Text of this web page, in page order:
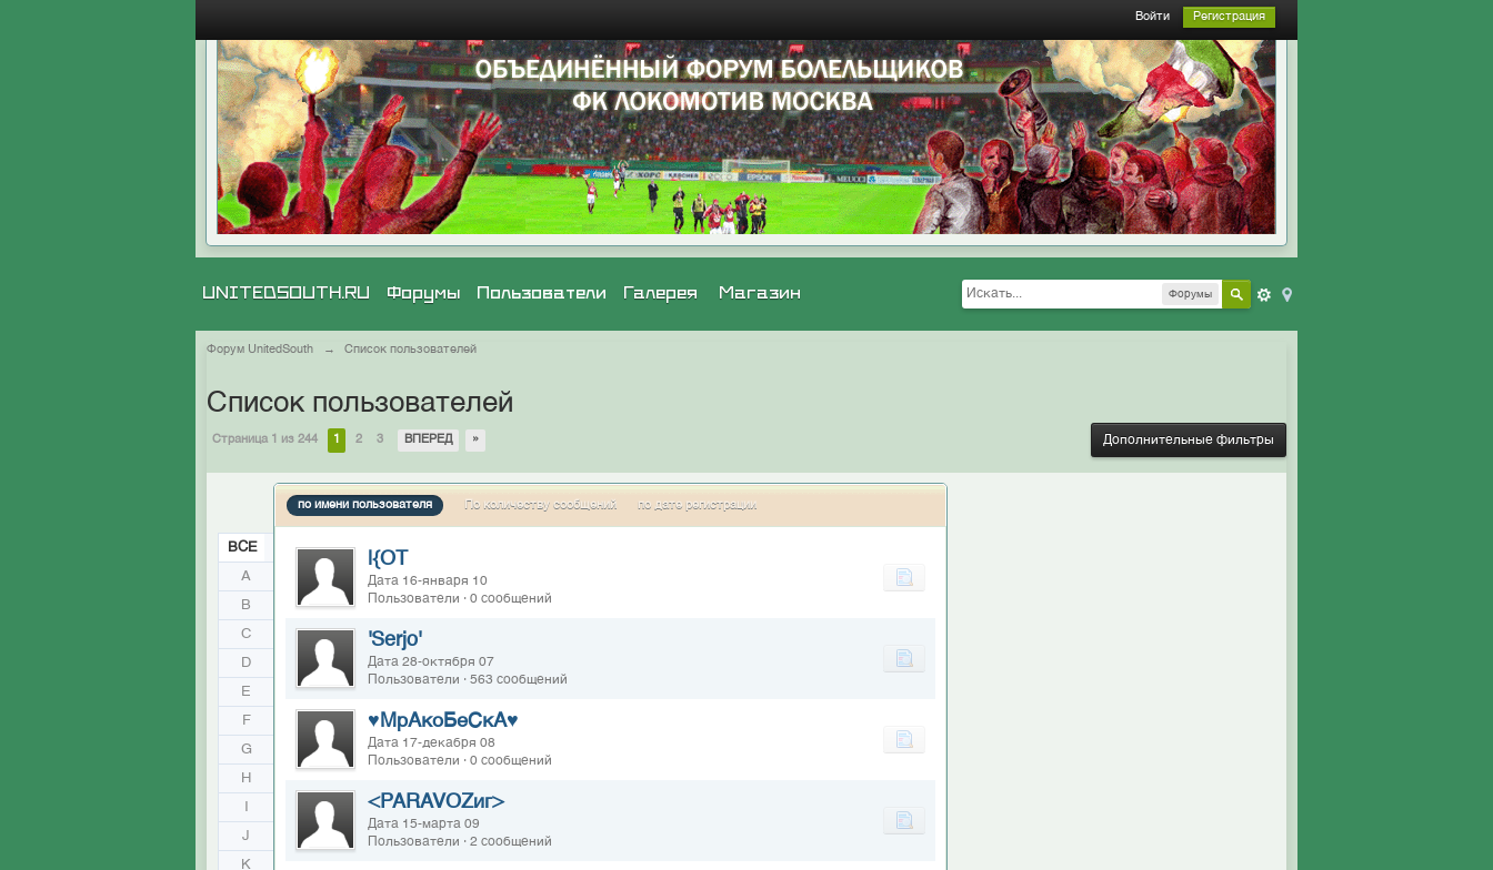
Войти Регистрация
Форумы
UNITEDSOUTH.RU Галерея Магазин
Форумы Пользователи
Форум UnitedSouth → Список пользователей
Список пользователей
Страница 1 из 244 1 2 3 ВПЕРЕД » Дополнительные фильтры
ВСЕ
A
B
C
D
E
F
G
H
J
K
по имени пользователя По количеству сообщений по дате регистрации
|{OT
Дата 16-января 10
Пользователи · 0 сообщений
'Serjo'
Дата 28-октября 07
Пользователи · 563 сообщений
♥МрАкоБеСкА♥
Дата 17-декабря 08
Пользователи · 0 сообщений
<PARAVOZиг>
Дата 15-марта 09
Пользователи · 2 сообщений